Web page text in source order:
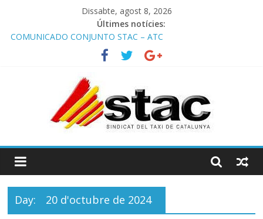
Dissabte, agost 8, 2026
Últimes notícies:
COMUNICADO CONJUNTO STAC – ATC
Comunicado STAC/ ATC de la reunión con los Mossos d
‘Esquadra del aeropuerto de Barcelona.
Programa de Radio TAXI LIBRE 29.07.2026 en COOLTURA FM.
STAC/ATC SOLICITAN TAULA TÈCNICA PARA MEJORAR LA
OPERATIVA DE ENTRADA EN EL PUERTO DE BARCELONA.
Programa de Radio TAXI LIBRE 22.07.2026 en COOLTURA FM.
Day: 20 d'octubre de 2024